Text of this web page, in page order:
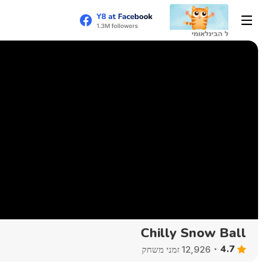
Chilly Snow Ball
4.7 12,926 זמני משחק